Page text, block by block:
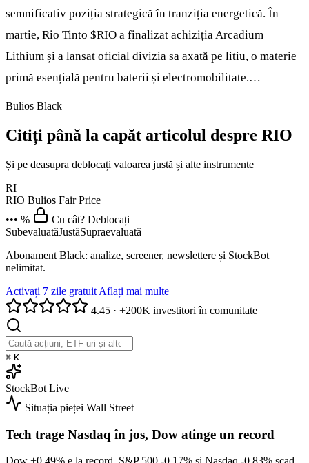
semnificativ poziția strategică în tranziția energetică. În
martie, Rio Tinto $RIO a finalizat achiziția Arcadium
Lithium și a lansat oficial divizia sa axată pe litiu, o materie
primă esențială pentru baterii și electromobilitate.…
Bulios Black
Citiți până la capăt articolul despre RIO
Și pe deasupra deblocați valoarea justă și alte instrumente
RI
RIO Bulios Fair Price
••• %
Cu cât? Deblocați
SubevaluatăJustăSupraevaluată
Abonament Black: analize, screener, newslettere și StockBot
nelimitat.
Activați 7 zile gratuit Aflați mai multe
4.45 · +200K investitori în comunitate
⌘ K
StockBot Live
Situația pieței Wall Street
Tech trage Nasdaq în jos, Dow atinge un record